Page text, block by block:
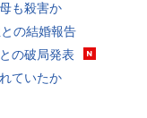
も殺害か
の結婚報告
の破局発表
ていたか